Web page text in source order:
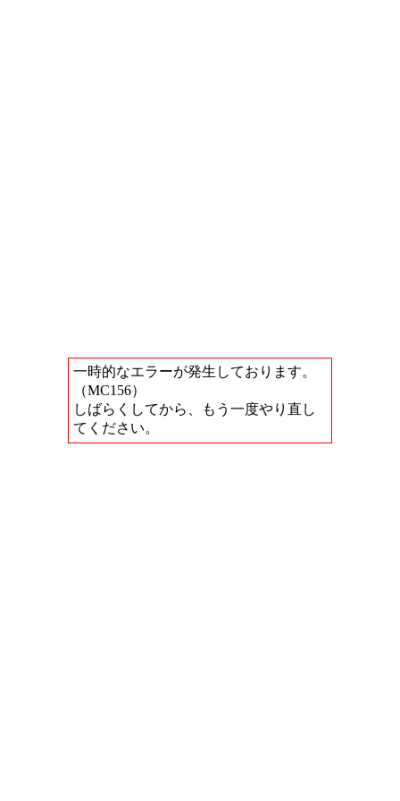
一時的なエラーが発生しております。
（MC156）
しばらくしてから、もう一度やり直し
てください。